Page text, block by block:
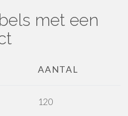
met een
AANTAL
120